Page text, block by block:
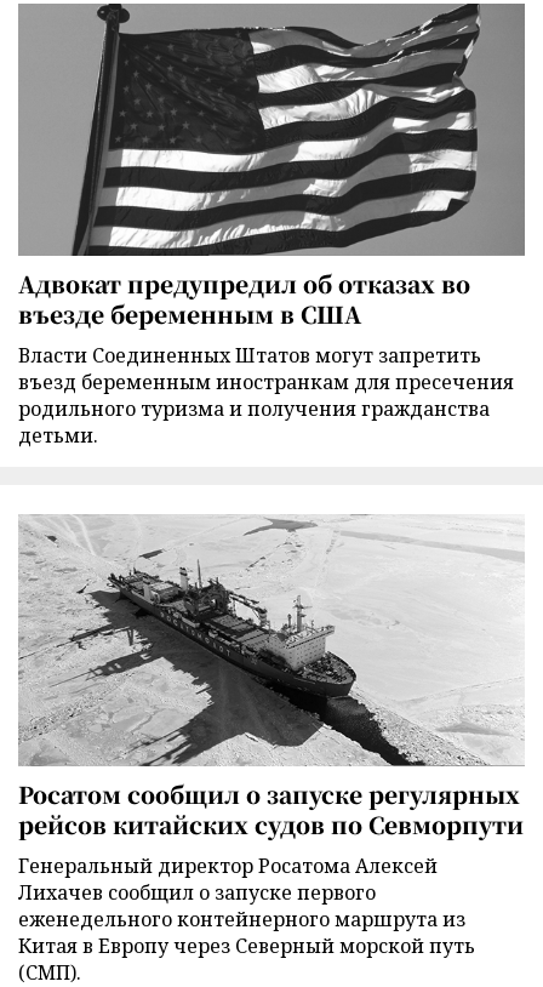
Адвокат предупредил об отказах во
въезде беременным в США
Власти Соединенных Штатов могут запретить
въезд беременным иностранкам для пресечения
родильного туризма и получения гражданства
детьми.
Росатом сообщил о запуске регулярных
рейсов китайских судов по Севморпути
Генеральный директор Росатома Алексей
Лихачев сообщил о запуске первого
еженедельного контейнерного маршрута из
Китая в Европу через Северный морской путь
(СМП).